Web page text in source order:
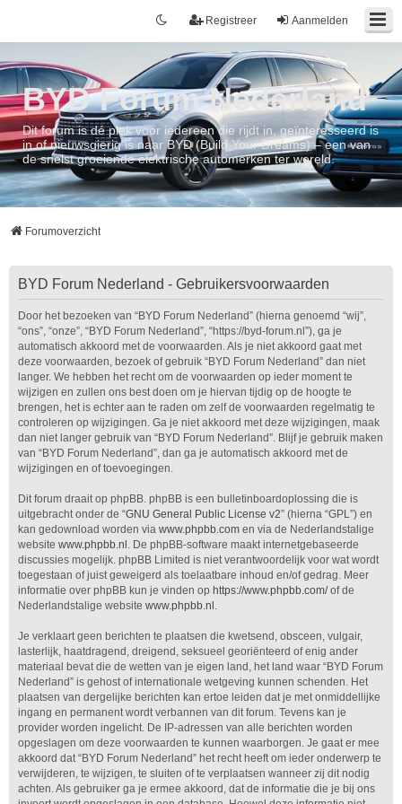
Aanmelden
Registreer
BYD Forum Nederland
Dit forum is dé plek voor iedereen die rijdt in, geïnteresseerd is
in of nieuwsgierig is naar BYD (Build Your Dreams) – een van
de snelst groeiende elektrische automerken ter wereld.
Forumoverzicht
BYD Forum Nederland - Gebruikersvoorwaarden
Door het bezoeken van “BYD Forum Nederland” (hierna genoemd “wij”,
“ons”, “onze”, “BYD Forum Nederland”, “https://byd-forum.nl”), ga je
automatisch akkoord met de voorwaarden. Als je niet akkoord gaat met
deze voorwaarden, bezoek of gebruik “BYD Forum Nederland” dan niet
langer. We hebben het recht om de voorwaarden op ieder moment te
wijzigen en zullen ons best doen om je hiervan tijdig op de hoogte te
brengen, het is echter aan te raden om zelf de voorwaarden regelmatig te
controleren op wijzigingen. Ga je niet akkoord met deze wijzigingen, maak
dan niet langer gebruik van “BYD Forum Nederland”. Blijf je gebruik maken
van “BYD Forum Nederland”, dan ga je automatisch akkoord met de
wijzigingen en of toevoegingen.
Dit forum draait op phpBB. phpBB is een bulletinboardoplossing die is
uitgebracht onder de “GNU General Public License v2” (hierna “GPL”) en
kan gedownload worden via www.phpbb.com en via de Nederlandstalige
website www.phpbb.nl . De phpBB-software maakt internetgebaseerde
discussies mogelijk. phpBB Limited is niet verantwoordelijk voor wat wordt
toegestaan of juist geweigerd als toelaatbare inhoud en/of gedrag. Meer
informatie over phpBB kun je vinden op https://www.phpbb.com/of de
Nederlandstalige website www.phpbb.nl .
Je verklaart geen berichten te plaatsen die kwetsend, obsceen, vulgair,
lasterlijk, haatdragend, dreigend, seksueel georiënteerd of enig ander
materiaal bevat die de wetten van je eigen land, het land waar “BYD Forum
Nederland” is gehost of internationale wetgeving kunnen schenden. Het
plaatsen van dergelijke berichten kan ertoe leiden dat je met onmiddellijke
ingang en permanent wordt verbannen van dit forum. Tevens kan je
provider worden ingelicht. De IP-adressen van alle berichten worden
opgeslagen om deze voorwaarden te kunnen waarborgen. Je gaat er mee
akkoord dat “BYD Forum Nederland” het recht heeft om ieder onderwerp te
verwijderen, te wijzigen, te sluiten of te verplaatsen wanneer zij dit nodig
achten. Als gebruiker ga je ermee akkoord, dat de informatie die je bij ons